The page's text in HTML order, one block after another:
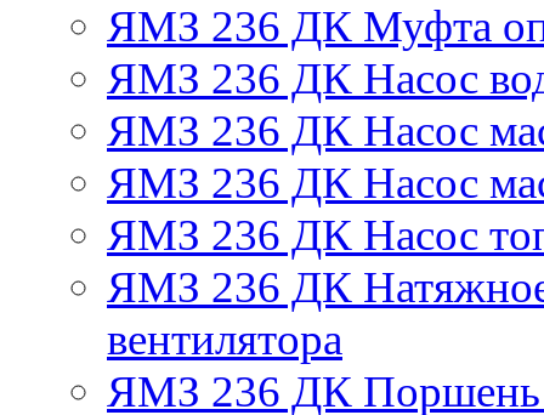
ЯМЗ 236 ДК Муфта
ЯМЗ 236 ДК Насос
ЯМЗ 236 ДК Насос
ЯМЗ 236 ДК Насос
ЯМЗ 236 ДК Насос
ЯМЗ 236 ДК Натяжное
вентилятора
ЯМЗ 236 ДК Поршень